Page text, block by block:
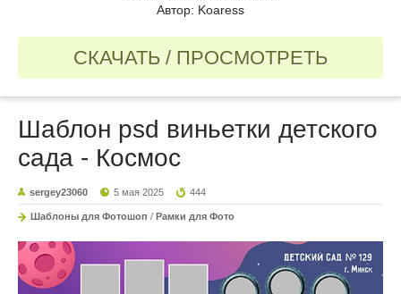
Автор: Koaress
СКАЧАТЬ / ПРОСМОТРЕТЬ
Шаблон psd виньетки детского
сада - Космос
sergey23060 5 мая 2025 444
Шаблоны для Фотошоп / Рамки для Фото